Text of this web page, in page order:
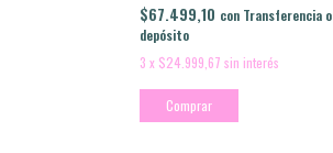
$67.499,10 con Transferencia o
depósito
3 x $24.999,67 sin interés
Comprar